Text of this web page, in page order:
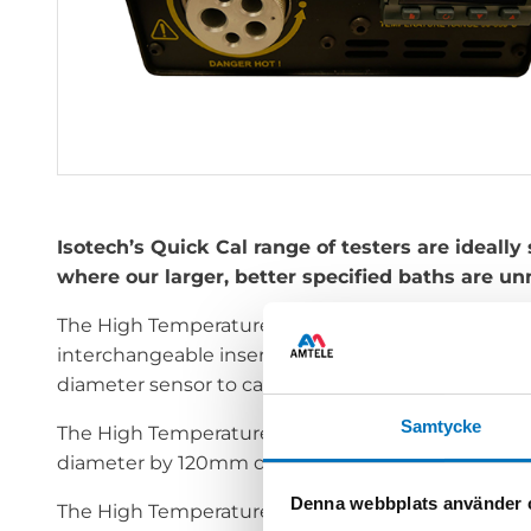
Samtycke
Denna webbplats använder
Isotech’s Quick Cal range of testers are
where our larger, better specified baths are
The High Temperature Quick Cal covers the
interchangeable inserts, so you don’t have to
diameter sensor to calibrate. Each calibration well
The High Temperature Quick Cal has a single
diameter by 120mm deep. Blank and other
The High Temperature Quick Cal is supplied 100-